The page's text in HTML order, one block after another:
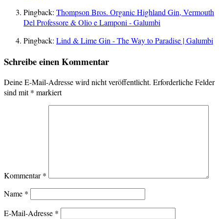
Pingback: Thompson Bros. Organic Highland Gin, Vermouth
Del Professore & Olio e Lamponi - Galumbi
Pingback: Lind & Lime Gin - The Way to Paradise | Galumbi
Schreibe einen Kommentar
Deine E-Mail-Adresse wird nicht veröffentlicht. Erforderliche Felder
sind mit* markiert
Kommentar*
Name *
E-Mail-Adresse *